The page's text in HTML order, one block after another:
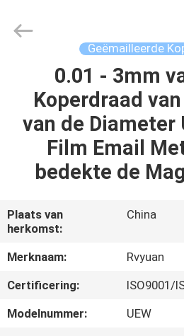
PRODUCTEN
VIDEOS
ONGEVEER
ONS
FABRIEKSREIS
Material
Co,.Ltd.
Geëmailleerde
0.01 - 3mm
Koperdraad
van de
Film Email
bedekte de
Plaats van
herkomst:
China
Merknaam:
Rvyuan
Certificering:
ISO9001/
Modelnummer:
UEW